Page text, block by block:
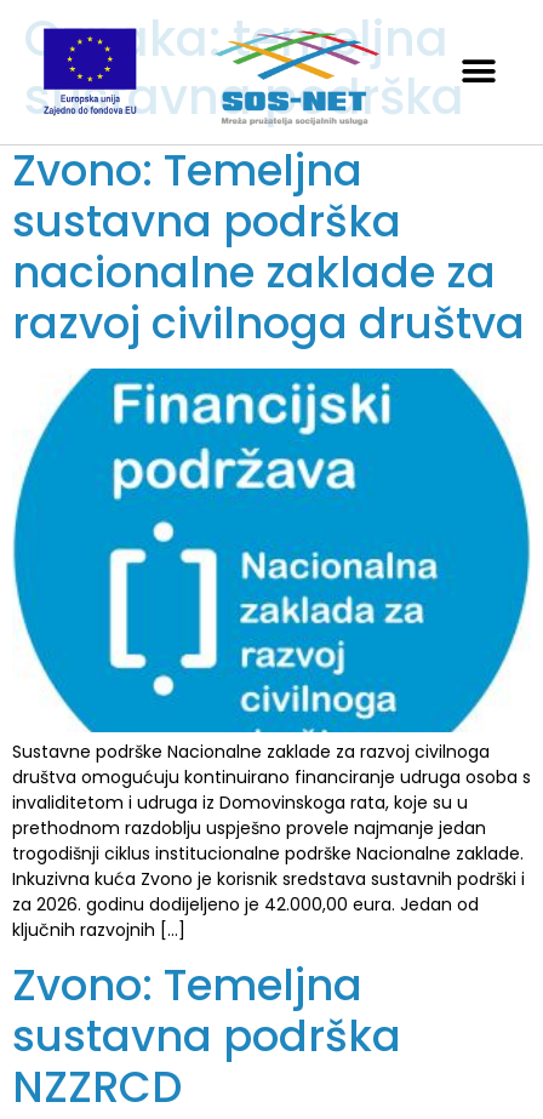
Oznaka:temeljna
sustavna podrška
Zvono: Temeljna
sustavna podrška
nacionalne zaklade za
razvoj civilnoga društva
Sustavne podrške Nacionalne zaklade za razvoj civilnoga
društva omogućuju kontinuirano financiranje udruga osoba s
invaliditetom i udruga iz Domovinskoga rata, koje su u
prethodnom razdoblju uspješno provele najmanje jedan
trogodišnji ciklus institucionalne podrške Nacionalne zaklade.
Inkuzivna kuća Zvono je korisnik sredstava sustavnih podrški i
za 2026. godinu dodijeljeno je 42.000,00 eura. Jedan od
ključnih razvojnih […]
Zvono: Temeljna
sustavna podrška
NZZRCD